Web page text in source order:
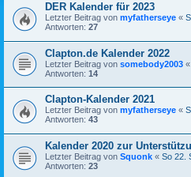
DER Kalender für 2023
Letzter Beitrag von myfatherseye «
Antworten: 27
Clapton.de Kalender 2022
Letzter Beitrag von somebody2003 «
Antworten: 14
Clapton-Kalender 2021
Letzter Beitrag von myfatherseye «
Antworten: 43
Kalender 2020 zur
Letzter Beitrag von Squonk « So 22.
Antworten: 23